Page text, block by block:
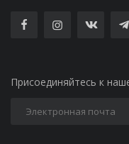
Присоединяйтесь к